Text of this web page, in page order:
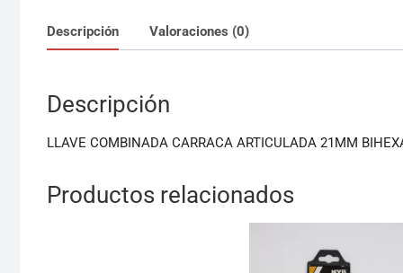
Descripción Valoraciones (0)
Descripción
LLAVE COMBINADA CARRACA ARTICULADA 21MM
Productos relacionados